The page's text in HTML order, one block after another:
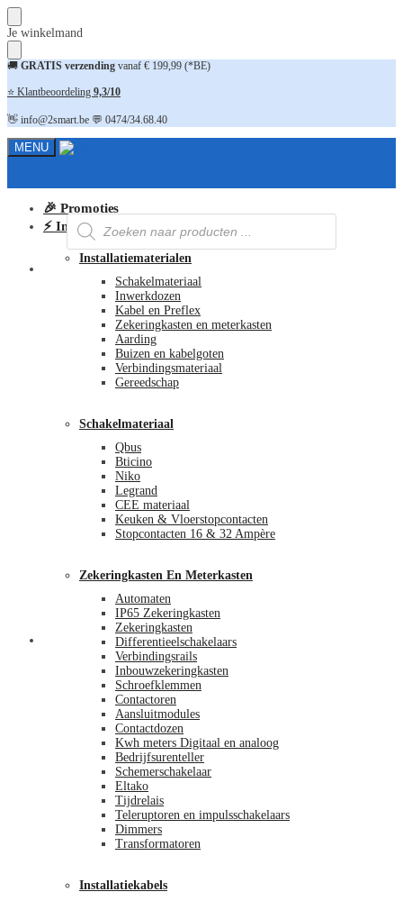
Skip
to
navigation
Skip
to
content
Je winkelmand
🚚 GRATIS verzending vanaf € 199,99 (*BE)
⭐ Klantbeoordeling 9,3/10
👋 info@2smart.be 💬 0474/34.68.40
MENU
Producten
zoeken
🎉 Promoties
⚡ Installatiematerialen
Installatiematerialen
Schakelmateriaal
Inwerkdozen
Kabel en Preflex
Zekeringkasten en meterkasten
Aarding
Buizen en kabelgoten
Verbindingsmateriaal
Gereedschap
Schakelmateriaal
Qbus
Bticino
Niko
Legrand
CEE materiaal
Keuken & Vloerstopcontacten
Stopcontacten 16 & 32 Ampère
Zekeringkasten En Meterkasten
Automaten
IP65 Zekeringkasten
Zekeringkasten
Differentieelschakelaars
Verbindingsrails
Inbouwzekeringkasten
Schroefklemmen
Contactoren
Aansluitmodules
Contactdozen
Kwh meters Digitaal en analoog
Bedrijfsurenteller
Schemerschakelaar
Eltako
Tijdrelais
Teleruptoren en impulsschakelaars
Dimmers
Transformatoren
Installatiekabels